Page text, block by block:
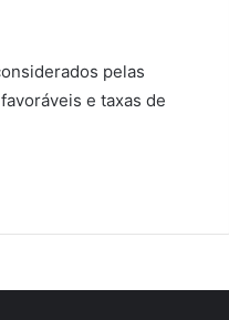
pelas
e taxas de